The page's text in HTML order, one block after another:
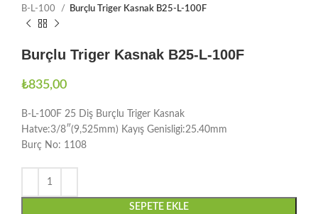
B-L-100
Burçlu Triger Kasnak B25-L-100F
Burçlu Triger Kasnak B25-L-100F
₺835,00
B-L-100F 25 Diş Burçlu Triger Kasnak
Hatve:3/8″(9,525mm) Kayış Genisligi:25.40mm
Burç No: 1108
SEPETE EKLE